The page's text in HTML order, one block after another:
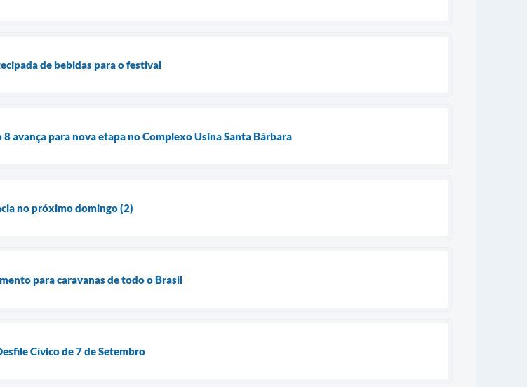
de bebidas para o festival
avança para nova etapa no Complexo Usina Santa Bárbara
no próximo domingo (2)
para caravanas de todo o Brasil
Cívico de 7 de Setembro